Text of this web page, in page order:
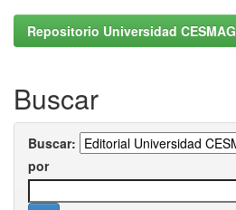
Repositorio Universidad CESMAG
Buscar
Buscar:
por